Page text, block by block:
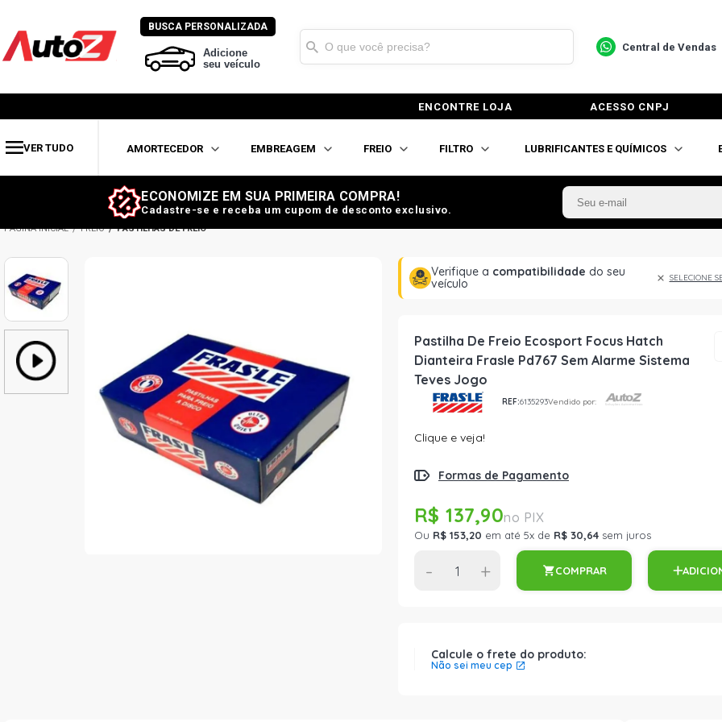
BUSCA PERSONALIZADA
Adicione
seu veículo
Central de Vendas
ENCONTRE LOJA ACESSO CNPJ
VER TUDO AMORTECEDOR EMBREAGEM FREIO FILTRO LUBRIFICANTES E QUÍMICOS
ECONOMIZE EM SUA PRIMEIRA COMPRA!
Cadastre-se e receba um cupom de desconto exclusivo.
FREIO PASTILHAS DE FREIO
Verifique a compatibilidade do seu
veículo
SELECIONE
Pastilha De Freio Ecosport Focus Hatch
Dianteira Frasle Pd767 Sem Alarme Sistema
Teves Jogo
REF:6135293Vendido por:
Clique e veja!
Formas de Pagamento
R$ 137,90
Ou R$ 153,20 em até 5x de R$ 30,64 sem juros
- + COMPRAR
Calcule o frete do produto:
Não sei meu cep